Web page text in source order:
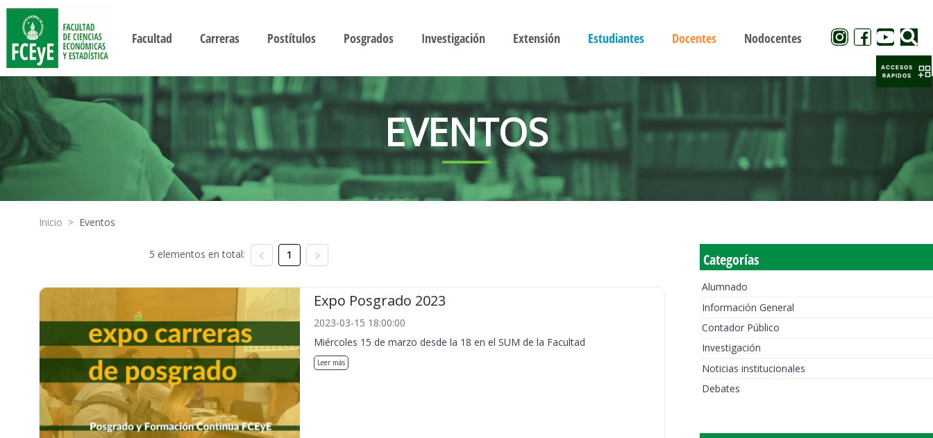
Facultad Carreras Postítulos Posgrados Investigación Extensión Estudiantes Docentes Nodocentes
EVENTOS
Inicio > Eventos
5 elementos en total: 1
Expo Posgrado 2023
2023-03-15 18:00:00
Miércoles 15 de marzo desde la 18 en el SUM de la Facultad
Leer más
Categorías
Alumnado
Información General
Contador Público
Investigación
Noticias institucionales
Debates
ACCESOS
RAPIDOS